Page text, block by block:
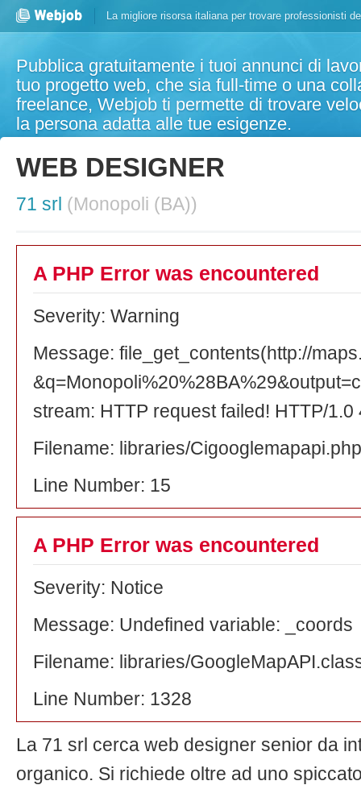
La migliore risorsa italiana per trovare professionisti
Pubblica gratuitamente i tuoi annunci di
tuo progetto web, che sia full-time o una
freelance, Webjob ti permette di trovare
la persona adatta alle tue esigenze.
WEB DESIGNER
71 srl (Monopoli (BA))
A PHP Error was encountered
Severity: Warning
Message: file_get_contents(http://
stream: HTTP request failed! HTTP/1.0
Filename: libraries/Cigooglemapapi.php
Line Number: 15
A PHP Error was encountered
Severity: Notice
Message: Undefined variable: _coords
Filename: libraries/
Line Number: 1328
La 71 srl cerca web designer senior da
organico. Si richiede oltre ad uno